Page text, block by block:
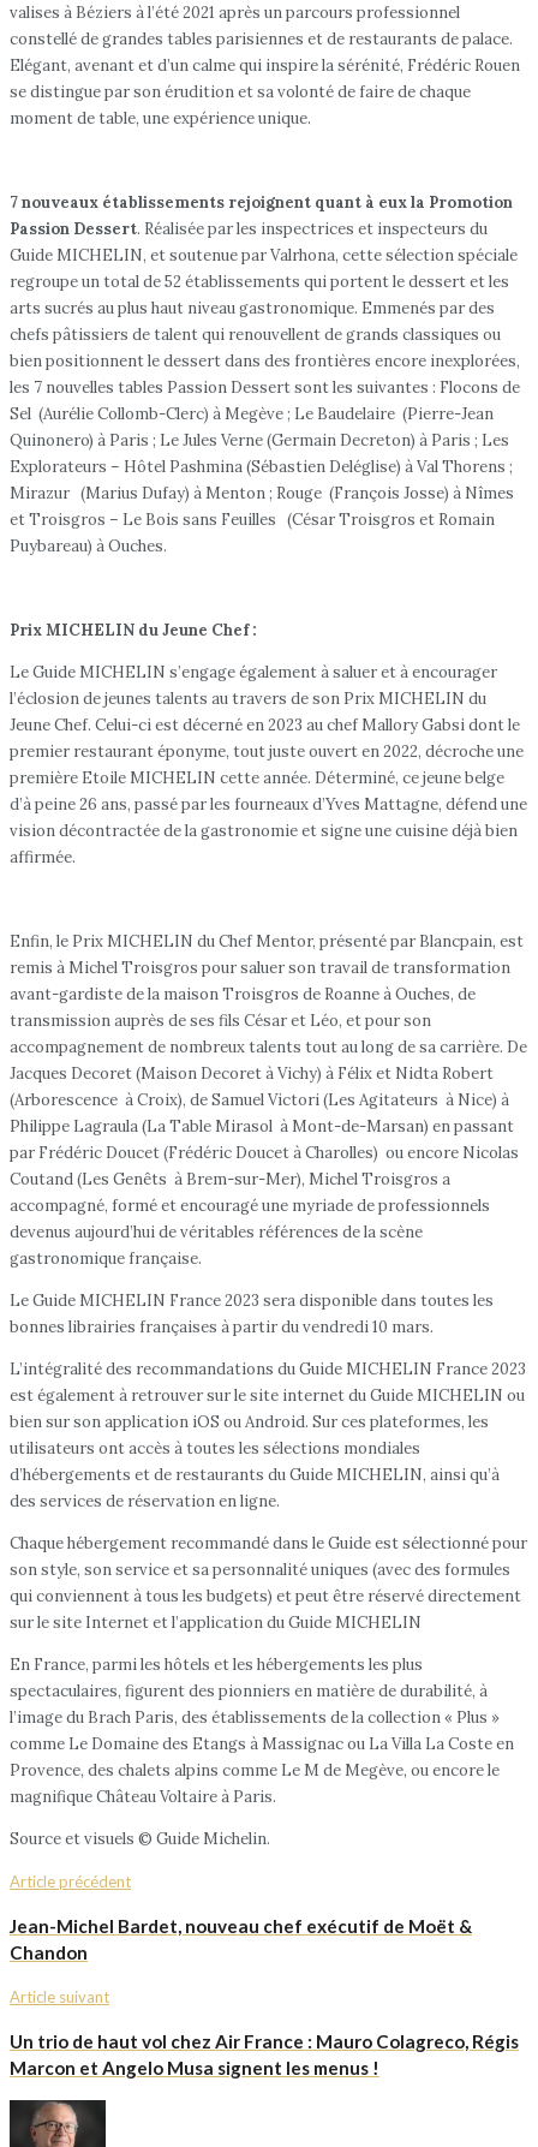
valises à Béziers à l’été 2021 après un parcours professionnel
constellé de grandes tables parisiennes et de restaurants de palace.
Elégant, avenant et d’un calme qui inspire la sérénité, Frédéric Rouen
se distingue par son érudition et sa volonté de faire de chaque
moment de table, une expérience unique.
7 nouveaux établissements rejoignent quant à eux la Promotion
Passion Dessert. Réalisée par les inspectrices et inspecteurs du
Guide MICHELIN, et soutenue par Valrhona, cette sélection spéciale
regroupe un total de 52 établissements qui portent le dessert et les
arts sucrés au plus haut niveau gastronomique. Emmenés par des
chefs pâtissiers de talent qui renouvellent de grands classiques ou
bien positionnent le dessert dans des frontières encore inexplorées,
les 7 nouvelles tables Passion Dessert sont les suivantes : Flocons de
Sel (Aurélie Collomb-Clerc) à Megève ; Le Baudelaire (Pierre-Jean
Quinonero) à Paris ; Le Jules Verne (Germain Decreton) à Paris ; Les
Explorateurs – Hôtel Pashmina (Sébastien Deléglise) à Val Thorens ;
Mirazur (Marius Dufay) à Menton ; Rouge (François Josse) à Nîmes
et Troisgros – Le Bois sans Feuilles (César Troisgros et Romain
Puybareau) à Ouches.
Prix MICHELIN du Jeune Chef :
Le Guide MICHELIN s’engage également à saluer et à encourager
l’éclosion de jeunes talents au travers de son Prix MICHELIN du
Jeune Chef. Celui-ci est décerné en 2023 au chef Mallory Gabsi dont le
premier restaurant éponyme, tout juste ouvert en 2022, décroche une
première Etoile MICHELIN cette année. Déterminé, ce jeune belge
d’à peine 26 ans, passé par les fourneaux d’Yves Mattagne, défend une
vision décontractée de la gastronomie et signe une cuisine déjà bien
affirmée.
Enfin, le Prix MICHELIN du Chef Mentor, présenté par Blancpain, est
remis à Michel Troisgros pour saluer son travail de transformation
avant-gardiste de la maison Troisgros de Roanne à Ouches, de
transmission auprès de ses fils César et Léo, et pour son
accompagnement de nombreux talents tout au long de sa carrière. De
Jacques Decoret (Maison Decoret à Vichy) à Félix et Nidta Robert
(Arborescence à Croix), de Samuel Victori (Les Agitateurs à Nice) à
Philippe Lagraula (La Table Mirasol à Mont-de-Marsan) en passant
par Frédéric Doucet (Frédéric Doucet à Charolles) ou encore Nicolas
Coutand (Les Genêts à Brem-sur-Mer), Michel Troisgros a
accompagné, formé et encouragé une myriade de professionnels
devenus aujourd’hui de véritables références de la scène
gastronomique française.
Le Guide MICHELIN France 2023 sera disponible dans toutes les
bonnes librairies françaises à partir du vendredi 10 mars.
L’intégralité des recommandations du Guide MICHELIN France 2023
est également à retrouver sur le site internet du Guide MICHELIN ou
bien sur son application iOS ou Android. Sur ces plateformes, les
utilisateurs ont accès à toutes les sélections mondiales
d’hébergements et de restaurants du Guide MICHELIN, ainsi qu’à
des services de réservation en ligne.
Chaque hébergement recommandé dans le Guide est sélectionné pour
son style, son service et sa personnalité uniques (avec des formules
qui conviennent à tous les budgets) et peut être réservé directement
sur le site Internet et l’application du Guide MICHELIN
En France, parmi les hôtels et les hébergements les plus
spectaculaires, figurent des pionniers en matière de durabilité, à
l’image du Brach Paris, des établissements de la collection « Plus »
comme Le Domaine des Etangs à Massignac ou La Villa La Coste en
Provence, des chalets alpins comme Le M de Megève, ou encore le
magnifique Château Voltaire à Paris.
Source et visuels © Guide Michelin.
Article précédent
Jean-Michel Bardet, nouveau chef exécutif de Moët &
Chandon
Article suivant
Un trio de haut vol chez Air France : Mauro Colagreco, Régis
Marcon et Angelo Musa signent les menus !